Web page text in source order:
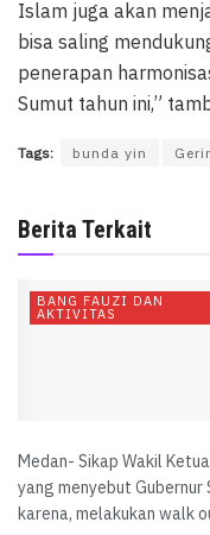
Islam juga akan
bisa saling
penerapan
Sumut tahun ini,”
Tags: bunda yin
Berita Terkait
BANG FAUZI DAN
AKTIVITAS
Medan- Sikap Wakil
yang menyebut
karena, melakukan walk